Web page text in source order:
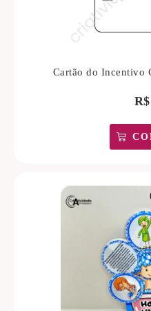
Cartão do Incentivo
R$